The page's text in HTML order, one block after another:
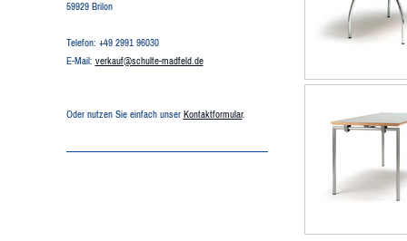
59929 Brilon
Telefon: +49 2991 96030
E-Mail: verkauf@schulte-madfeld.de
Oder nutzen Sie einfach unser Kontaktformular.